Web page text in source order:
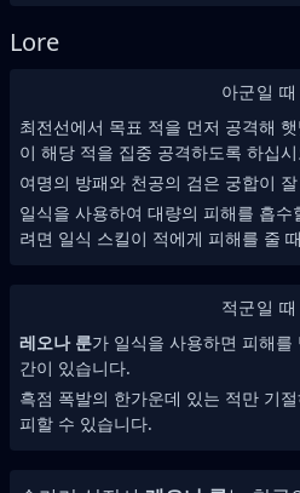
Lore
아군일
최전선에서 목표 적을 먼저 공격해
이 해당 적을 집중 공격하도록 하십
여명의 방패와 천공의 검은 궁합이
일식을 사용하여 대량의 피해를 흡
려면 일식 스킬이 적에게 피해를 줄
적군일
레오나 룬가 일식을 사용하면 피해
간이 있습니다.
흑점 폭발의 한가운데 있는 적만 기
피할 수 있습니다.